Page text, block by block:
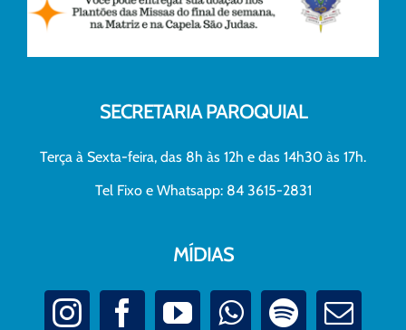
SECRETARIA PAROQUIAL
Terça à Sexta-feira, das 8h às 12h e das 14h30 às 17h.
Tel Fixo e Whatsapp: 84 3615-2831
MÍDIAS